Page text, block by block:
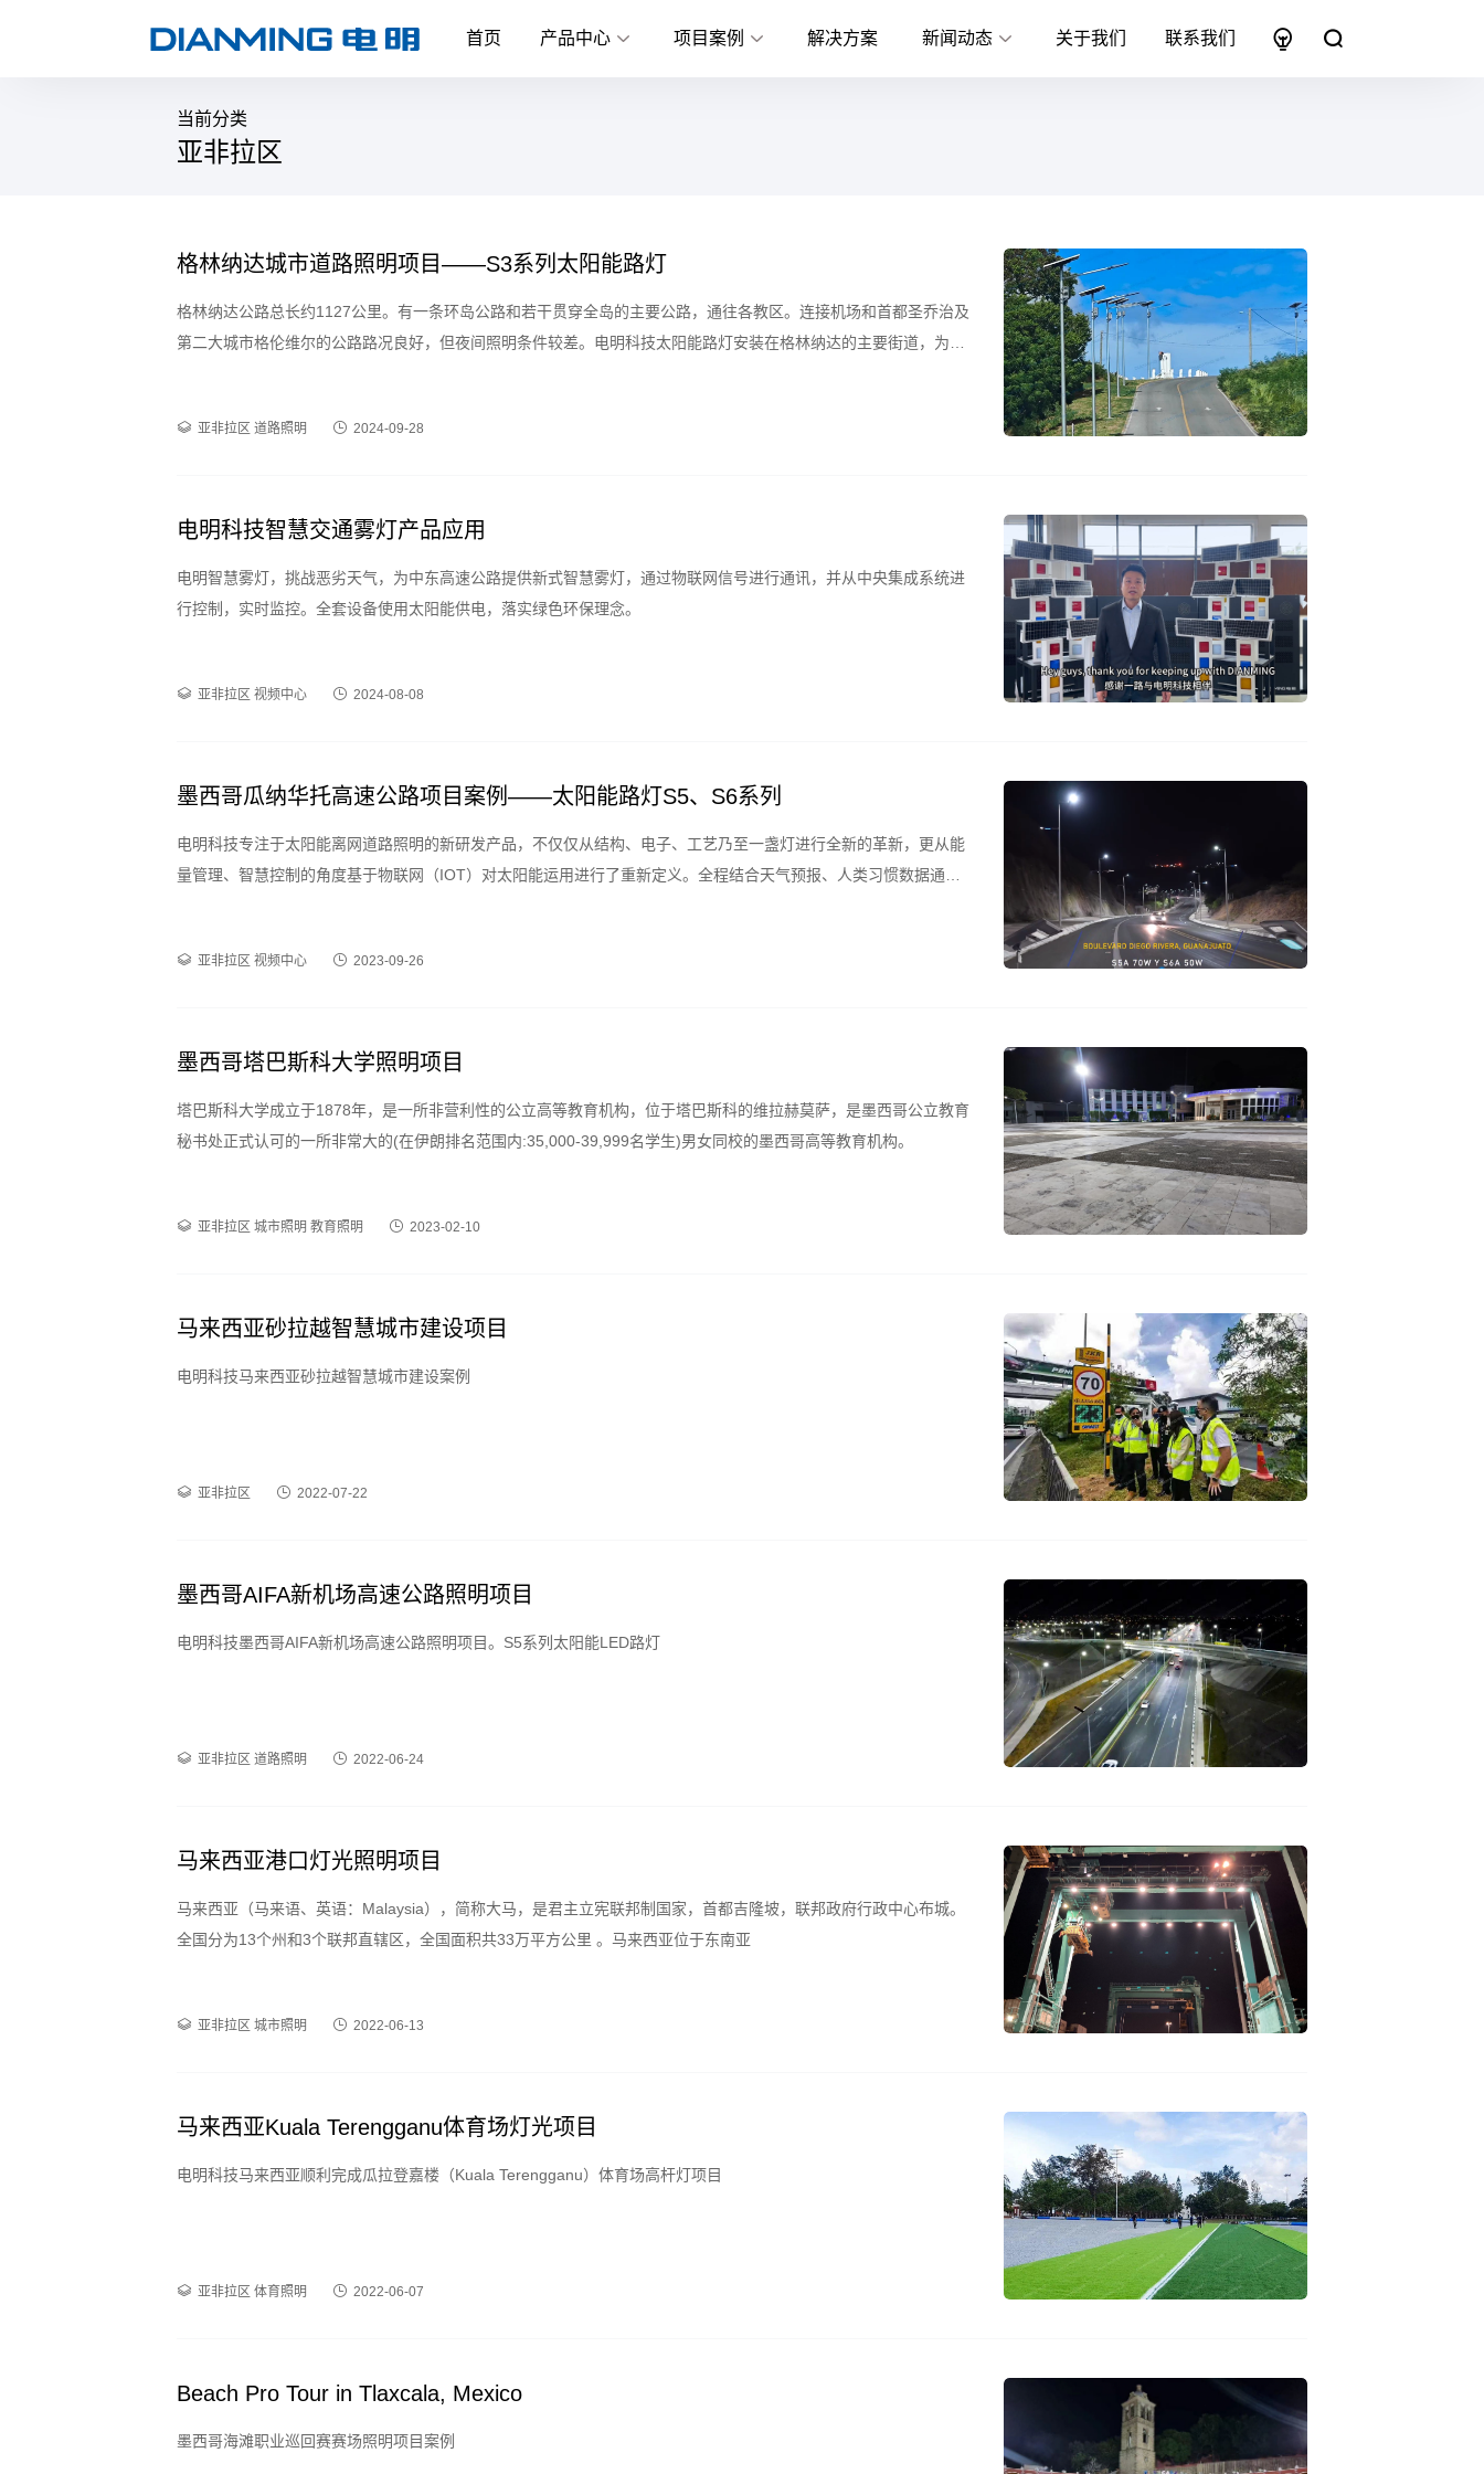
首页 产品中心 项目案例 解决方案 新闻动态 关于我们 联系我们
当前分类
亚非拉区
格林纳达城市道路照明项目——S3系列太阳能路灯
格林纳达公路总长约1127公里。有一条环岛公路和若干贯穿全岛的主要公路，通往各教区。连接机场和首都圣乔治及
第二大城市格伦维尔的公路路况良好，但夜间照明条件较差。电明科技太阳能路灯安装在格林纳达的主要街道，为当
亚非拉区 道路照明 2024-09-28
电明科技智慧交通雾灯产品应用
电明智慧雾灯，挑战恶劣天气，为中东高速公路提供新式智慧雾灯，通过物联网信号进行通讯，并从中央集成系统进
行控制，实时监控。全套设备使用太阳能供电，落实绿色环保理念。
亚非拉区 视频中心 2024-08-08
墨西哥瓜纳华托高速公路项目案例——太阳能路灯S5、S6系列
电明科技专注于太阳能离网道路照明的新研发产品，不仅仅从结构、电子、工艺乃至一盏灯进行全新的革新，更从能
量管理、智慧控制的角度基于物联网（IOT）对太阳能运用进行了重新定义。全程结合天气预报、人类习惯数据通过
亚非拉区 视频中心 2023-09-26
墨西哥塔巴斯科大学照明项目
塔巴斯科大学成立于1878年，是一所非营利性的公立高等教育机构，位于塔巴斯科的维拉赫莫萨，是墨西哥公立教育
秘书处正式认可的一所非常大的(在伊朗排名范围内:35,000-39,999名学生)男女同校的墨西哥高等教育机构。
亚非拉区 城市照明 教育照明 2023-02-10
马来西亚砂拉越智慧城市建设项目
电明科技马来西亚砂拉越智慧城市建设案例
亚非拉区 2022-07-22
墨西哥AIFA新机场高速公路照明项目
电明科技墨西哥AIFA新机场高速公路照明项目。S5系列太阳能LED路灯
亚非拉区 道路照明 2022-06-24
马来西亚港口灯光照明项目
马来西亚（马来语、英语：Malaysia），简称大马，是君主立宪联邦制国家，首都吉隆坡，联邦政府行政中心布城。
全国分为13个州和3个联邦直辖区，全国面积共33万平方公里 。马来西亚位于东南亚
亚非拉区 城市照明 2022-06-13
马来西亚Kuala Terengganu体育场灯光项目
电明科技马来西亚顺利完成瓜拉登嘉楼（Kuala Terengganu）体育场高杆灯项目
亚非拉区 体育照明 2022-06-07
Beach Pro Tour in Tlaxcala, Mexico
墨西哥海滩职业巡回赛赛场照明项目案例